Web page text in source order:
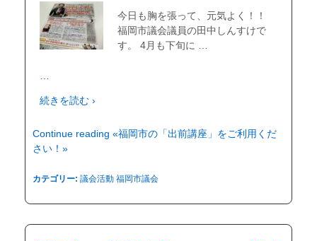
今日も胸を張って、元気よく！！
福岡市議会議員の田中しんすけで
す。 4月も下旬に …
…
続きを読む ›
Continue reading «福岡市の「出前講座」をご利用くだ
さい！»
カテゴリー: 議会活動 福岡市議会